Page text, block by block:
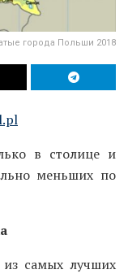
города Польши 2018
в столице и
меньших по
самых лучших